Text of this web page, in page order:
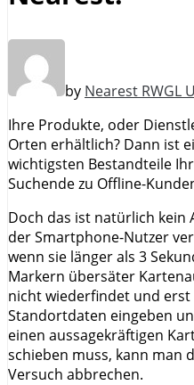
by Nearest RWGL
Ihre Produkte, oder
Orten erhältlich? Dann ist
wichtigsten Bestandteile
Suchende zu Offline-
Doch das ist natürlich
der Smartphone-Nutzer
wenn sie länger als 3
Markern übersäter
nicht wiederfindet und
Standortdaten eingeben
einen aussagekräftigen
schieben muss, kann man
Versuch abbrechen.